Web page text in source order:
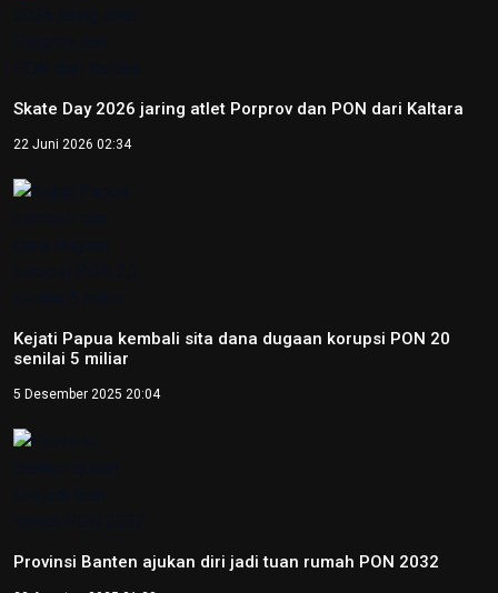
Skate Day 2026 jaring atlet Porprov dan PON dari Kaltara
22 Juni 2026 02:34
Kejati Papua kembali sita dana dugaan korupsi PON 20
senilai 5 miliar
5 Desember 2025 20:04
Provinsi Banten ajukan diri jadi tuan rumah PON 2032